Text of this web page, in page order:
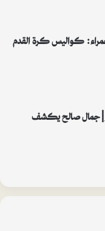
كواليس كرة القدم
| جمال صالح يكشف